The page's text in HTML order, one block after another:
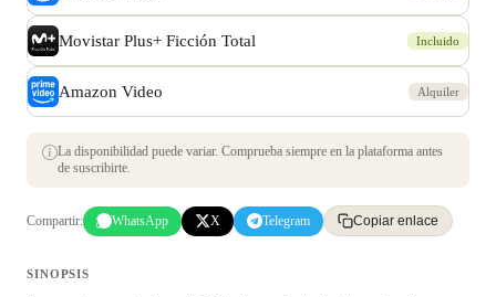
Movistar Plus+ Ficción Total Incluido
Amazon Video Alquiler
La disponibilidad puede variar. Comprueba siempre en la plataforma antes
de suscribirte.
Compartir: WhatsApp X Telegram Copiar enlace
SINOPSIS